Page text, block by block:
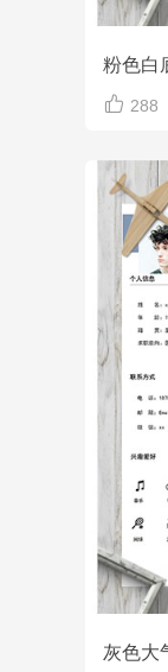
粉色白
 288
灰色大